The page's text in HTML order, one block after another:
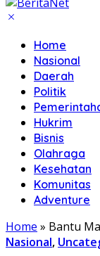
Home
Nasional
Daerah
Politik
Hukrim
Bisnis
Olahraga
Kesehatan
Komunitas
Adventure
Home » Bantu
Nasional,